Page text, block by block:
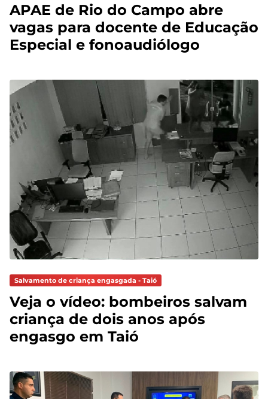
APAE de Rio do Campo abre
vagas para docente de Educação
Especial e fonoaudiólogo
Salvamento de criança engasgada - Taió
Veja o vídeo: bombeiros salvam
criança de dois anos após
engasgo em Taió